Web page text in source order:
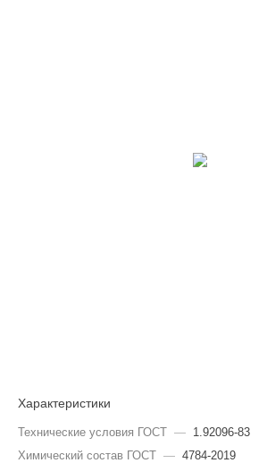
Характеристики
Технические условия ГОСТ — 1.92096-83
Химический состав ГОСТ — 4784-2019